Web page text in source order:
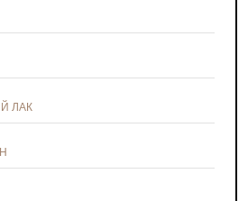
ЛАК